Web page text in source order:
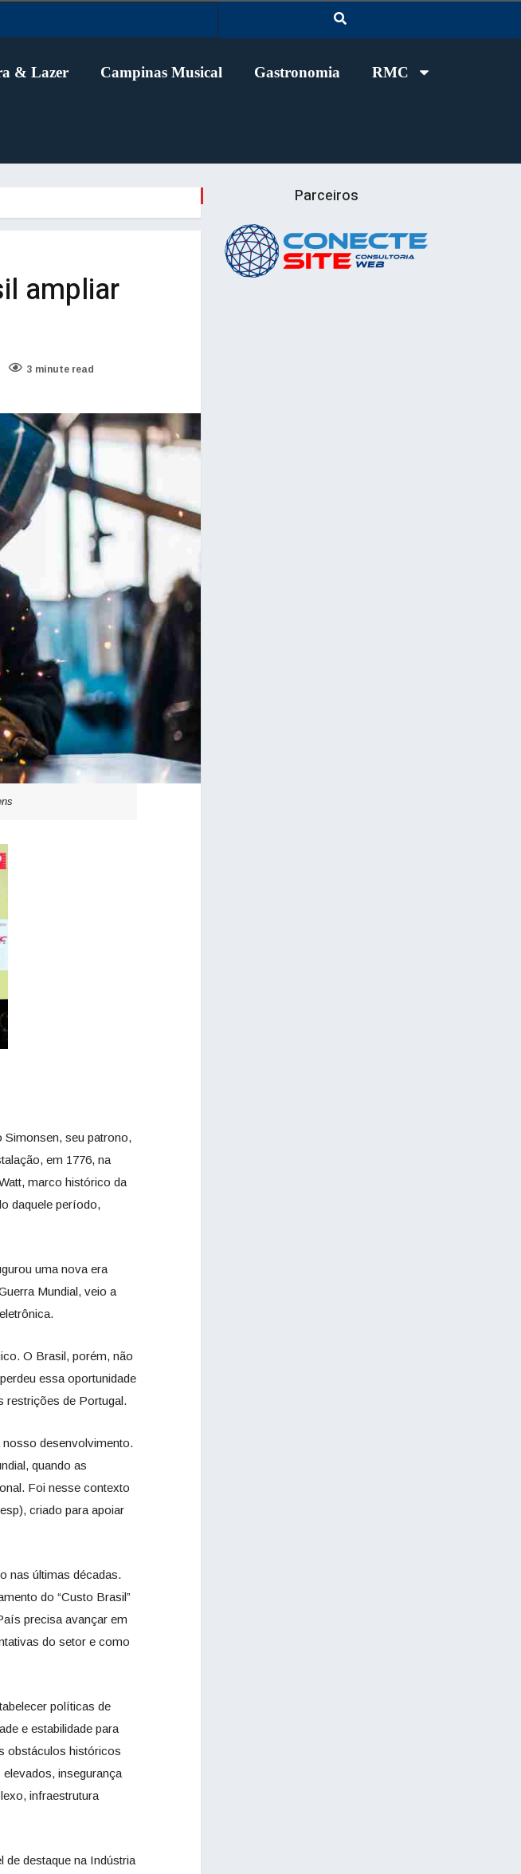
& Lazer Campinas Musical Gastronomia RMC
ampliar
3 minute read
Simonsen, seu patrono,
em 1776, na
marco histórico da
daquele período,
uma nova era
Mundial, veio a
O Brasil, porém, não
essa oportunidade
restrições de Portugal.
desenvolvimento.
quando as
Foi nesse contexto
criado para apoiar
nas últimas décadas.
do “Custo Brasil”
precisa avançar em
do setor e como
políticas de
e estabilidade para
obstáculos históricos
insegurança
infraestrutura
de destaque na Indústria
Parceiros